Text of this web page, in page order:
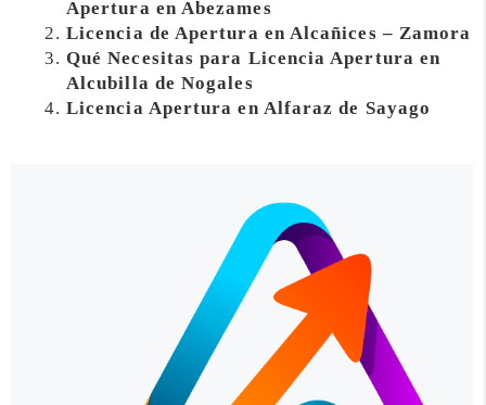
Apertura en Abezames
Licencia de Apertura en Alcañices – Zamora
Qué Necesitas para Licencia Apertura en
Alcubilla de Nogales
Licencia Apertura en Alfaraz de Sayago